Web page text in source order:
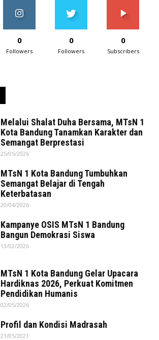
0
Followers
0
Followers
0
Subscribers
Melalui Shalat Duha Bersama, MTsN 1
Kota Bandung Tanamkan Karakter dan
Semangat Berprestasi
25/05/2026
MTsN 1 Kota Bandung Tumbuhkan
Semangat Belajar di Tengah
Keterbatasan
20/04/2026
Kampanye OSIS MTsN 1 Bandung
Bangun Demokrasi Siswa
13/02/2026
MTsN 1 Kota Bandung Gelar Upacara
Hardiknas 2026, Perkuat Komitmen
Pendidikan Humanis
02/05/2026
Profil dan Kondisi Madrasah
21/05/2021